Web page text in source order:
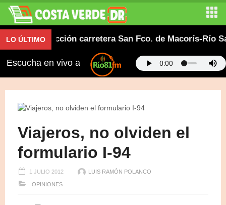
LO ÚLTIMO
construcción carretera San Fco. de Macorís-Río San
Escucha en vivo a
Viajeros, no olviden el
formulario I-94
1 JULIO 2012 LUIS RAMÓN POLANCO
OPINIONES